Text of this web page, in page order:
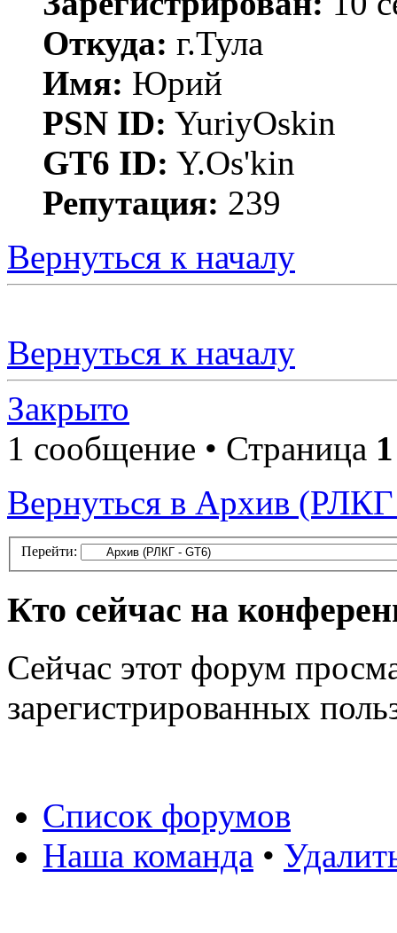
Откуда: г.Тула
Имя: Юрий
PSN ID: YuriyOskin
GT6 ID: Y.Os'kin
Репутация: 239
Вернуться к началу
Вернуться к началу
Закрыто
1 сообщение • Страница 1
Вернуться в Архив
Перейти:
Кто сейчас на
Сейчас этот форум
зарегистрированных
Список форумов
Наша команда •